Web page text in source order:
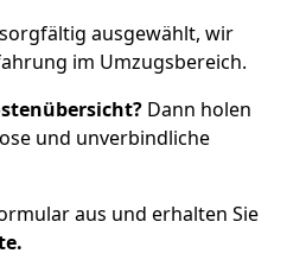
ausgewählt, wir
im Umzugsbereich.
Dann holen
und unverbindliche
aus und erhalten Sie